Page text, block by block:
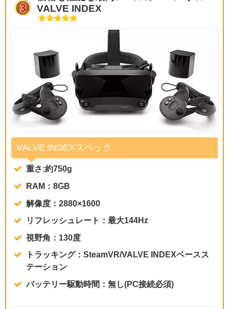
VALVE INDEX
VALVE INDEXスペック
重さ:約750g
RAM：8GB
解像度：2880×1600
リフレッシュレート：最大144Hz
視野角：130度
トラッキング：SteamVR/VALVE INDEXベースス
テーション
バッテリー駆動時間：無し(PC接続必須)